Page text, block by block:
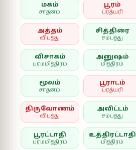
மகம்
சாதனம்
பூரம்
ப்ரத்யரி
அத்தம்
விபத்து
சித்திரை
சம்பத்து
விசாகம்
பரமமித்திரம்
அனுஷம்
மித்திரம்
மூலம்
சாதனம்
பூராடம்
ப்ரத்யரி
திருவோணம்
விபத்து
அவிட்டம்
சம்பத்து
பூரட்டாதி
பரமமித்திரம்
உத்திரட்டாதி
மித்திரம்